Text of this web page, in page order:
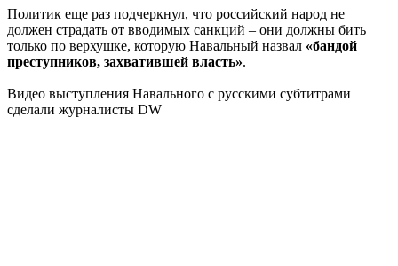
Политик еще раз подчеркнул, что российский народ не
должен страдать от вводимых санкций – они должны бить
только по верхушке, которую Навальный назвал «бандой
преступников, захватившей власть».
Видео выступления Навального с русскими субтитрами
сделали журналисты DW